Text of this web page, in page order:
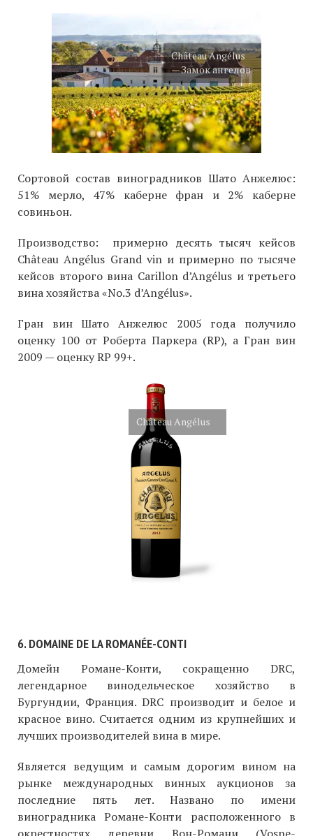
Château Angélus
— Замок ангелов
Сортовой состав виноградников Шато Анжелюс:
51% мерло, 47% каберне фран и 2% каберне
совиньон.
Производство: примерно десять тысяч кейсов
Château Angélus Grand vin и примерно по тысяче
кейсов второго вина Carillon d’Angélus и третьего
вина хозяйства «No.3 d’Angélus».
Гран вин Шато Анжелюс 2005 года получило
оценку 100 от Роберта Паркера (RP), а Гран вин
2009 — оценку RP 99+.
Château Angélus
6. DOMAINE DE LA ROMANÉE-CONTI
Домейн Романе-Конти, сокращенно DRC,
легендарное винодельческое хозяйство в
Бургундии, Франция. DRC производит и белое и
красное вино. Считается одним из крупнейших и
лучших производителей вина в мире.
Является ведущим и самым дорогим вином на
рынке международных винных аукционов за
последние пять лет. Названо по имени
виноградника Романе-Конти расположенного в